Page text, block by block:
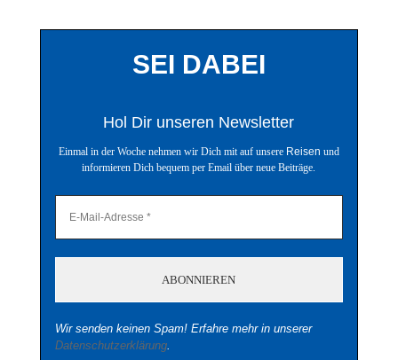
SEI DABEI
Hol Dir unseren Newsletter
Einmal in der Woche nehmen wir Dich mit auf unsere Reisen und
informieren Dich bequem per Email über neue Beiträge.
Wir senden keinen Spam! Erfahre mehr in unserer
Datenschutzerklärung.